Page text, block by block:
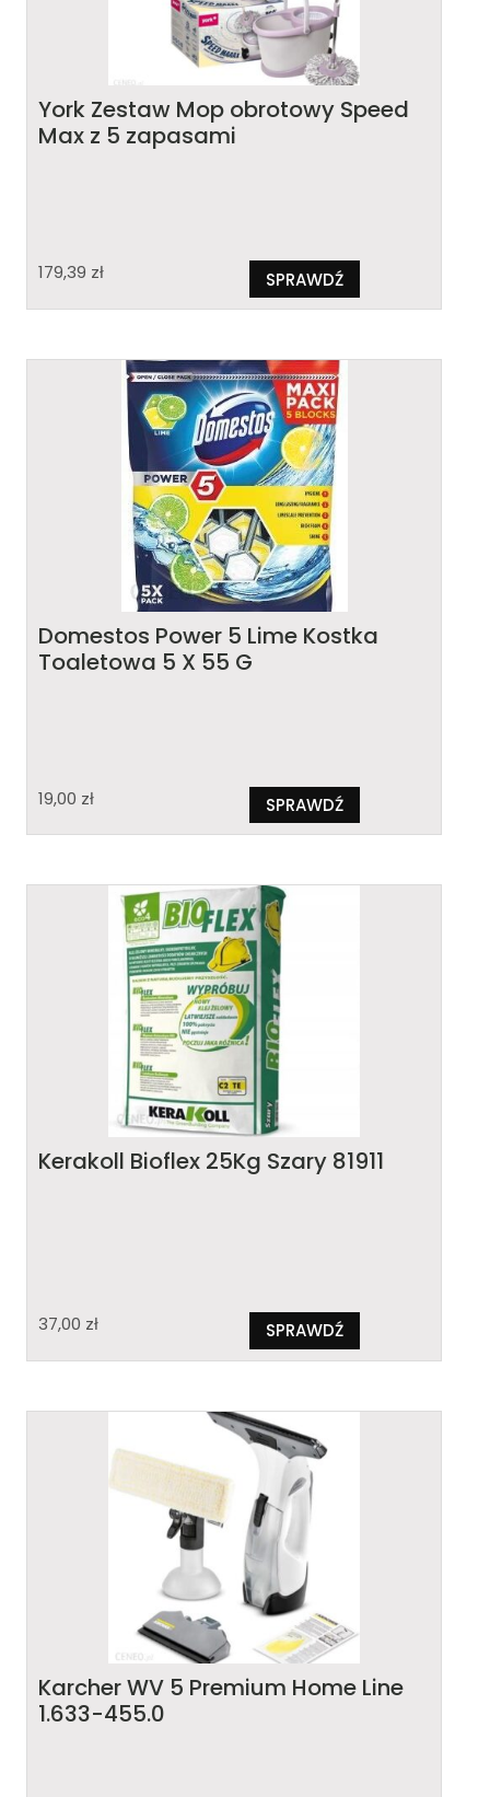
York Zestaw Mop obrotowy Speed
Max z 5 zapasami
179,39 zł SPRAWDŹ
Domestos Power 5 Lime Kostka
Toaletowa 5 X 55 G
19,00 zł SPRAWDŹ
Kerakoll Bioflex 25Kg Szary 81911
37,00 zł SPRAWDŹ
Karcher WV 5 Premium Home Line
1.633-455.0